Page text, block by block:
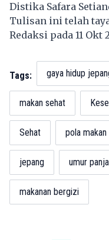
Distika Safara
Tulisan ini telah
Redaksi pada 11 Okt
Tags: gaya hidup
makan sehat
Sehat pola makan
jepang umur
makanan bergizi